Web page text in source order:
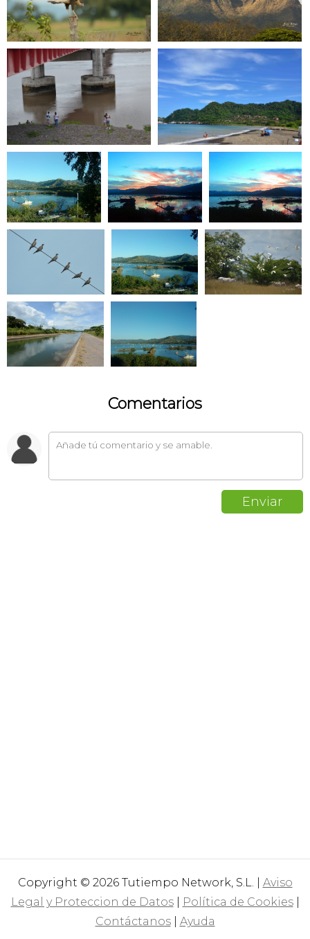
Comentarios
Copyright © 2026 Tutiempo Network, S.L. | Aviso
Legal y Proteccion de Datos| Política de Cookies|
Contáctanos| Ayuda